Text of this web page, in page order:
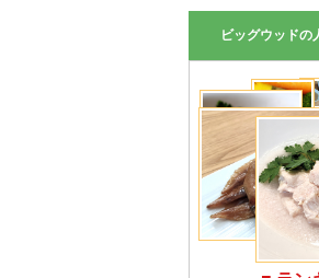
ビッグウッドの